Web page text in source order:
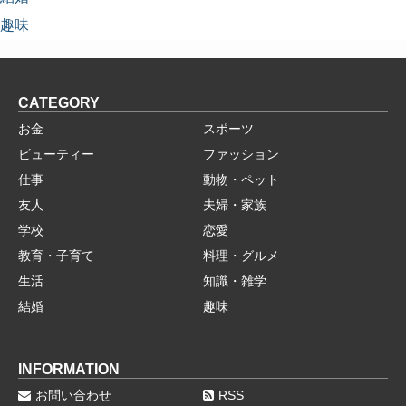
趣味
CATEGORY
お金
スポーツ
ビューティー
ファッション
仕事
動物・ペット
友人
夫婦・家族
学校
恋愛
教育・子育て
料理・グルメ
生活
知識・雑学
結婚
趣味
INFORMATION
お問い合わせ RSS